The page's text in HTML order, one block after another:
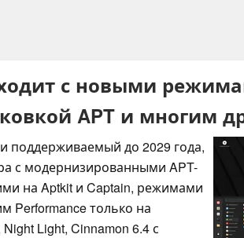
с новыми
APT и многим
поддерживаемый до 2029 года,
с модернизированными APT-
на Aptkit и Captain, режимами
Performance только на
Light, Cinnamon 6.4 с